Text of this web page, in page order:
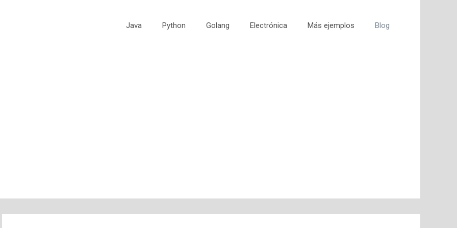
Java Python Golang Electrónica Más ejemplos Blog